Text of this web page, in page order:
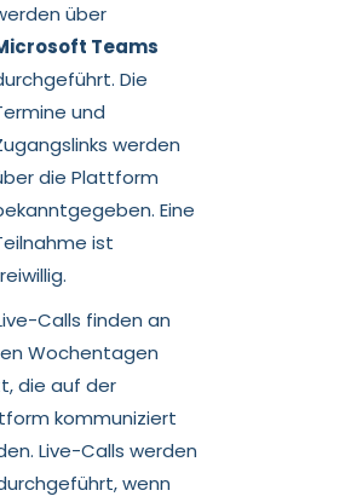
über
Teams
Die
und
werden
die Plattform
Eine
ist
Calls finden an
Wochentagen
die auf der
kommuniziert
Live-Calls werden
wenn